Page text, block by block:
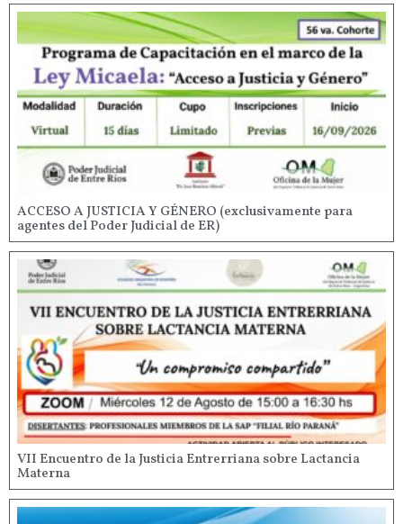
ACCESO A JUSTICIA Y GÉNERO (exclusivamente para
agentes del Poder Judicial de ER)
VII Encuentro de la Justicia Entrerriana sobre Lactancia
Materna